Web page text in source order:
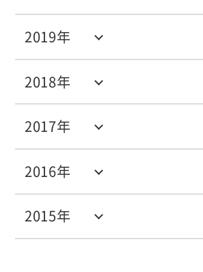
2015年
2016年
2017年
2018年
2019年